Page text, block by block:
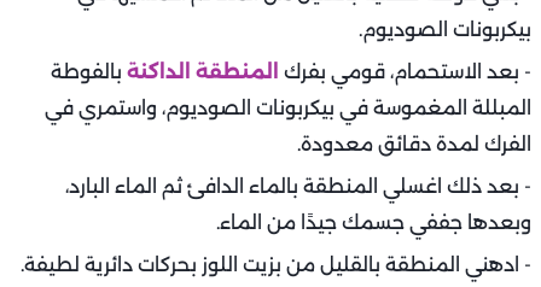
بيكربونات الصوديوم.
- بعد الاستحمام، قومي بفرك
المنطقة الداكنة بالفوطة
المبللة المغموسة في بيكربونات الصوديوم، واستمري في
الفرك لمدة دقائق معدودة.
- بعد ذلك اغسلي المنطقة بالماء الدافئ ثم الماء البارد،
وبعدها جففي جسمك جيدًا من الماء.
- ادهني المنطقة بالقليل من بزيت اللوز بحركات دائرية لطيفة.